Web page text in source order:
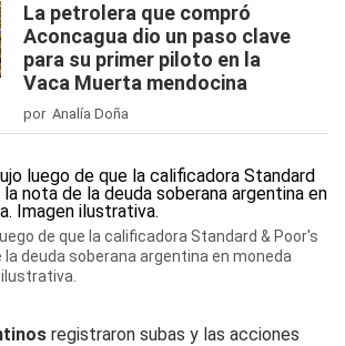
La petrolera que compró
Aconcagua dio un paso clave
para su primer piloto en la
Vaca Muerta mendocina
por Analía Doña
de que la calificadora Standard & Poor's
deuda soberana argentina en moneda
registraron subas y las acciones